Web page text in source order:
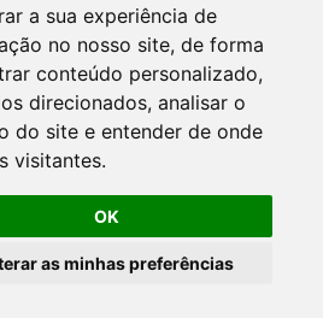
a sua experiência de
no nosso site, de forma
conteúdo personalizado,
direcionados, analisar o
do site e entender de onde
visitantes.
OK
as minhas preferências